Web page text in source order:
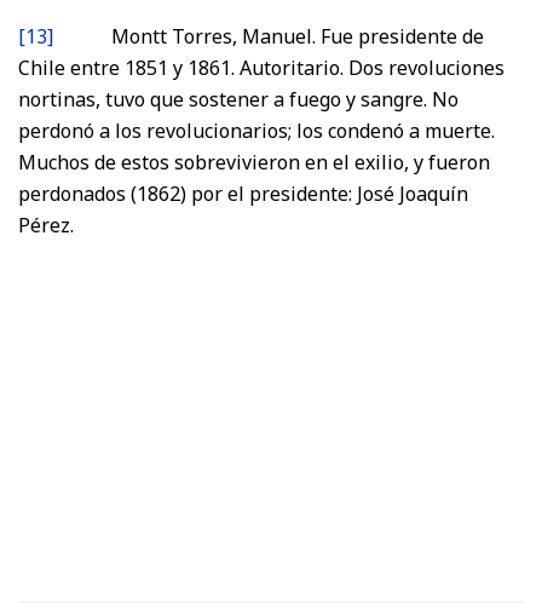
[13] Montt Torres, Manuel. Fue presidente de
Chile entre 1851 y 1861. Autoritario. Dos revoluciones
nortinas, tuvo que sostener a fuego y sangre. No
perdonó a los revolucionarios; los condenó a muerte.
Muchos de estos sobrevivieron en el exilio, y fueron
perdonados (1862) por el presidente: José Joaquín
Pérez.